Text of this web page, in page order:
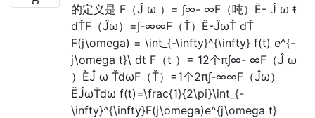
的定义是 F（Ĵ ω ）= ∫∞- ∞F（吨）Ë- Ĵ ω ŧ
dŤF（Ĵω）=∫-∞∞F（Ť）Ë-ĴωŤ dŤ
F(j\omega) = \int_{-\infty}^{\infty} f(t) e^{-
j\omega t}\ dt F（t ）= 12个π∫∞- ∞F（Ĵ ω
）ÈĴ ω ŤdωF（Ť）=1个2π∫-∞∞F（Ĵω）
ËĴωŤdω f(t)=\frac{1}{2\pi}\int_{-
\infty}^{\infty}F(j\omega)e^{j\omega t}